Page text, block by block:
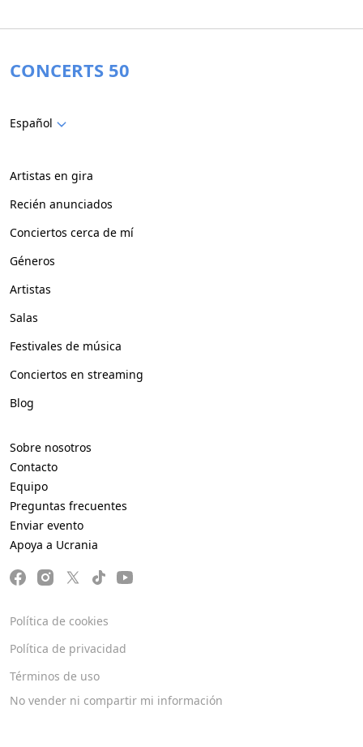
CONCERTS 50
Español
Artistas en gira
Recién anunciados
Conciertos cerca de mí
Géneros
Artistas
Salas
Festivales de música
Conciertos en streaming
Blog
Sobre nosotros
Contacto
Equipo
Preguntas frecuentes
Enviar evento
Apoya a Ucrania
Política de cookies
Política de privacidad
Términos de uso
No vender ni compartir mi información